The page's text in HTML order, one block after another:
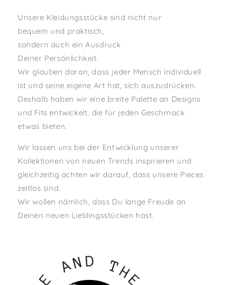
Unsere Kleidungsstücke sind nicht nur
bequem und praktisch,
sondern auch ein Ausdruck
Deiner Persönlichkeit.
Wir glauben daran, dass jeder Mensch individuell
ist und seine eigene Art hat, sich auszudrücken.
Deshalb haben wir eine breite Palette an Designs
und Fits entwickelt, die für jeden Geschmack
etwas bieten.
Wir lassen uns bei der Entwicklung unserer
Kollektionen von neuen Trends inspirieren und
gleichzeitig achten wir darauf, dass unsere Pieces
zeitlos sind.
Wir wollen nämlich, dass Du lange Freude an
Deinen neuen Lieblingsstücken hast.
L
A N
TH